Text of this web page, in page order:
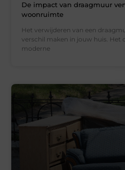
De impact van draagmuur
woonruimte
Het verwijderen van een
verschil maken in jouw huis. Het
moderne